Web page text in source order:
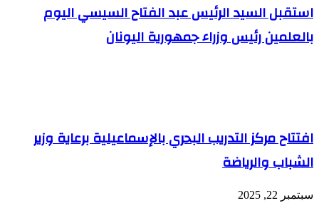
استقبل السيد الرئيس عبد الفتاح السيسي اليوم
بالعلمين رئيس وزراء جمهورية اليونان
افتتاح مركز التدريب البحري بالإسماعيلية برعاية وزير
الشباب والرياضة
سبتمبر 22, 2025